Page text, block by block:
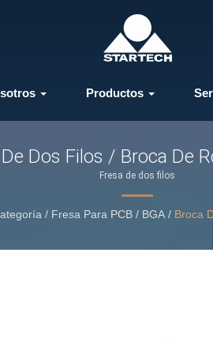
Productos
Dos Filos / Broca De
Fresa de dos filos
/ Fresa Para PCB / BGA / Broca